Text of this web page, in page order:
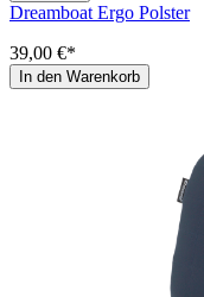
Dreamboat Ergo Polster
39,00 €*
In den Warenkorb